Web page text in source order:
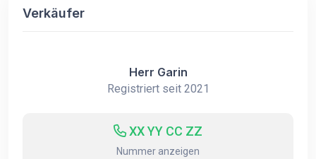
Verkäufer
Herr Garin
Registriert seit 2021
XX YY CC ZZ
Nummer anzeigen